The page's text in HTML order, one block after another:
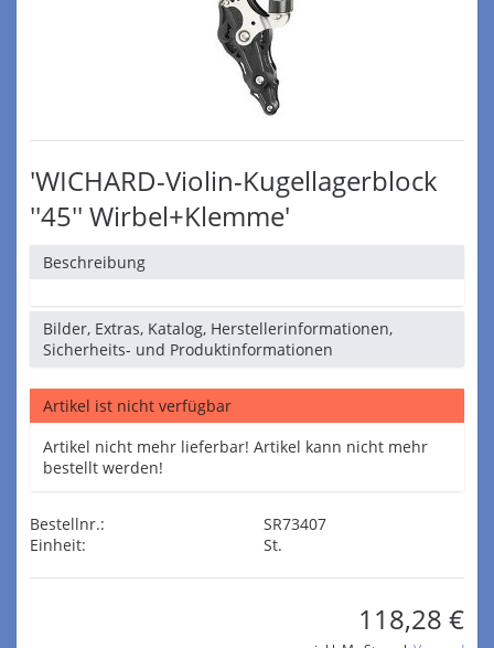
'WICHARD-Violin-Kugellagerblock
''45'' Wirbel+Klemme'
Beschreibung
Bilder, Extras, Katalog, Herstellerinformationen,
Sicherheits- und Produktinformationen
Artikel ist nicht verfügbar
Artikel nicht mehr lieferbar! Artikel kann nicht mehr
bestellt werden!
Bestellnr.:
SR73407
Einheit:
St.
118,28 €